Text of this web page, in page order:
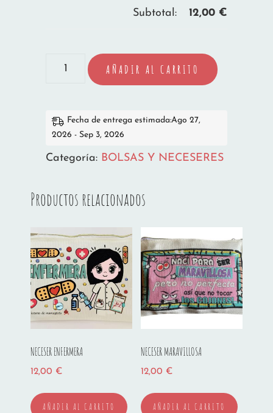
Subtotal: 12,00 €
NECESER
LÁPIZ
cantidad
AÑADIR AL CARRITO
Fecha de entrega estimada:Ago 27,
2026 - Sep 3, 2026
Categoría: BOLSAS Y NECESERES
Productos relacionados
NECESER ENFERMERA
12,00 €
AÑADIR AL CARRITO
NECESER MARAVILLOSA
12,00 €
AÑADIR AL CARRITO